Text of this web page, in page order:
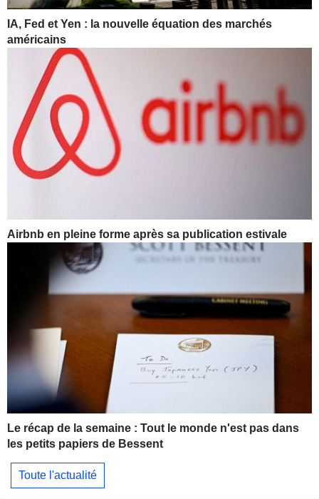
IA, Fed et Yen : la nouvelle équation des marchés
américains
Airbnb en pleine forme après sa publication estivale
Le récap de la semaine : Tout le monde n'est pas dans
les petits papiers de Bessent
Toute l'actualité